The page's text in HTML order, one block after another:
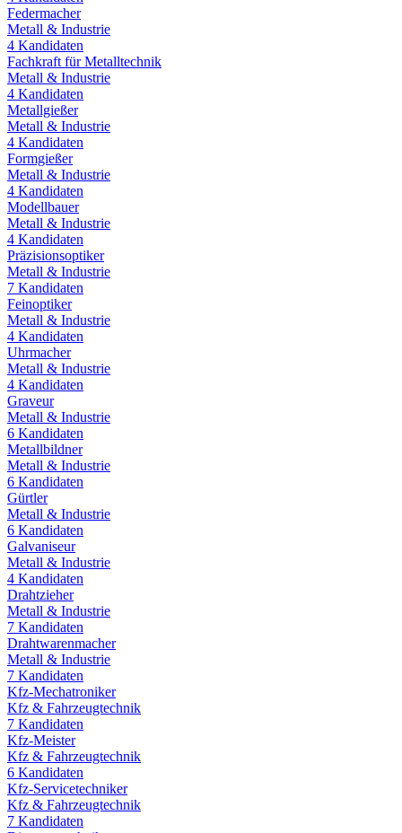
Federmacher
Metall & Industrie
4 Kandidaten
Fachkraft für Metalltechnik
Metall & Industrie
4 Kandidaten
Metallgießer
Metall & Industrie
4 Kandidaten
Formgießer
Metall & Industrie
4 Kandidaten
Modellbauer
Metall & Industrie
4 Kandidaten
Präzisionsoptiker
Metall & Industrie
7 Kandidaten
Feinoptiker
Metall & Industrie
4 Kandidaten
Uhrmacher
Metall & Industrie
4 Kandidaten
Graveur
Metall & Industrie
6 Kandidaten
Metallbildner
Metall & Industrie
6 Kandidaten
Gürtler
Metall & Industrie
6 Kandidaten
Galvaniseur
Metall & Industrie
4 Kandidaten
Drahtzieher
Metall & Industrie
7 Kandidaten
Drahtwarenmacher
Metall & Industrie
7 Kandidaten
Kfz-Mechatroniker
Kfz & Fahrzeugtechnik
7 Kandidaten
Kfz-Meister
Kfz & Fahrzeugtechnik
6 Kandidaten
Kfz-Servicetechniker
Kfz & Fahrzeugtechnik
7 Kandidaten